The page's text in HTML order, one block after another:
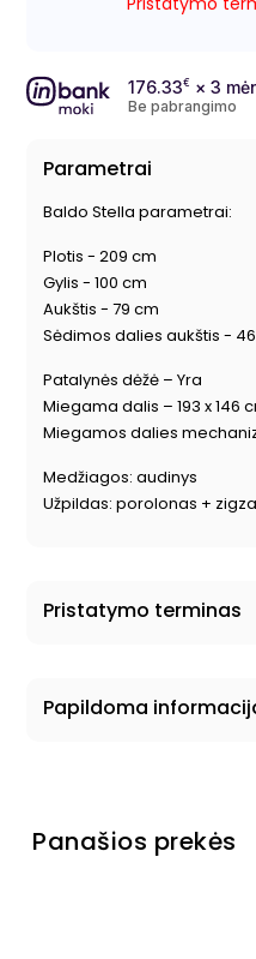
176.33€ × 3
Be pabrangimo
Parametrai
Baldo Stella parametrai:
Plotis - 209 cm
Gylis - 100 cm
Aukštis - 79 cm
Sėdimos dalies aukštis -
Patalynės dėžė – Yra
Miegama dalis – 193 x 146
Miegamos dalies
Medžiagos: audinys
Užpildas: porolonas +
Pristatymo terminas
Papildoma
Panašios prekės